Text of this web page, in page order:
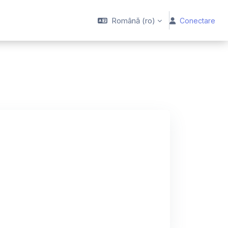
Română ‎(ro)‎ Conectare